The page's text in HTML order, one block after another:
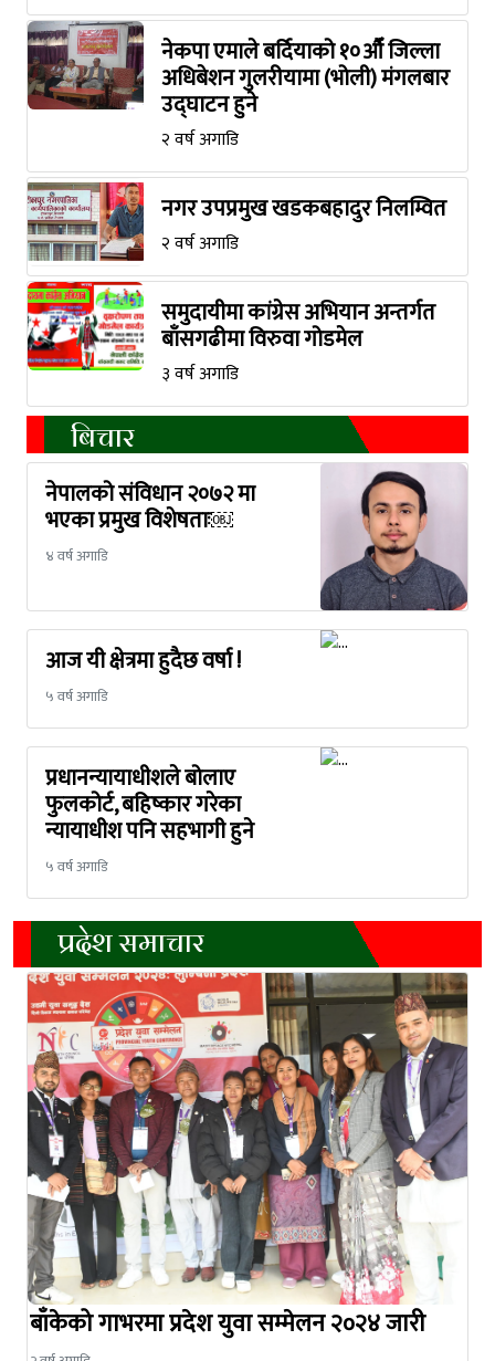
नेकपा एमाले बर्दियाको १०औँ जिल्ला
अधिबेशन गुलरीयामा (भोली) मंगलबार
उद्घाटन हुने
२ वर्ष अगाडि
नगर उपप्रमुख खडकबहादुर निलम्वित
२ वर्ष अगाडि
समुदायीमा कांग्रेस अभियान अन्तर्गत
बाँसगढीमा विरुवा गोडमेल
३ वर्ष अगाडि
बिचार
नेपालको संविधान २०७२ मा
भएका प्रमुख विशेषताः￼
४ वर्ष अगाडि
आज यी क्षेत्रमा हुदैछ वर्षा !
५ वर्ष अगाडि
प्रधानन्यायाधीशले बोलाए
फुलकोर्ट, बहिष्कार गरेका
न्यायाधीश पनि सहभागी हुने
५ वर्ष अगाडि
प्रदेश समाचार
बाँकेको गाभरमा प्रदेश युवा सम्मेलन २०२४ जारी